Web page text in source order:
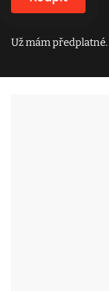
Už mám předplatné.